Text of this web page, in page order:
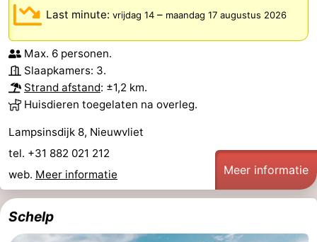
Last minute: vrijdag 14 – maandag 17 augustus 2026
Max. 6 personen.
Slaapkamers: 3.
Strand afstand: ±1,2 km.
Huisdieren toegelaten na overleg.
Lampsinsdijk 8, Nieuwvliet
tel. +31 882 021 212
web. Meer informatie Meer informatie
Schelp